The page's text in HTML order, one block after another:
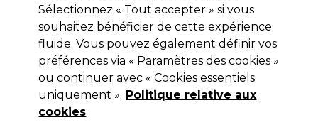
Colour Undo
Colour Undo Color Remover 3 Kit
d'Application
(1)
35,75 €Hors TVA
Sélectionnez « Tout accepter » si vous
souhaitez bénéficier de cette expérience
fluide. Vous pouvez également définir vos
préférences via « Paramètres des cookies »
ou continuer avec « Cookies essentiels
uniquement ». Politique relative aux
cookies